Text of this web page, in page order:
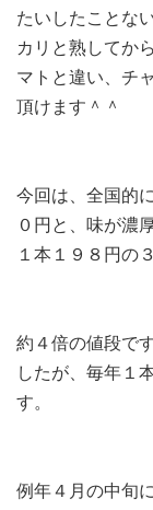
たいしたことな
カリと熟してか
マトと違い、チ
頂けます＾＾
今回は、全国的
０円と、味が濃
１本１９８円の
約４倍の値段で
したが、毎年１
す。
例年４月の中旬